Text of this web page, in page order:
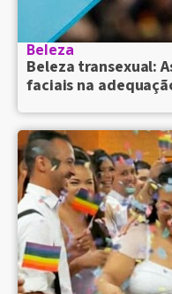
Beleza
Beleza transexual:
faciais na